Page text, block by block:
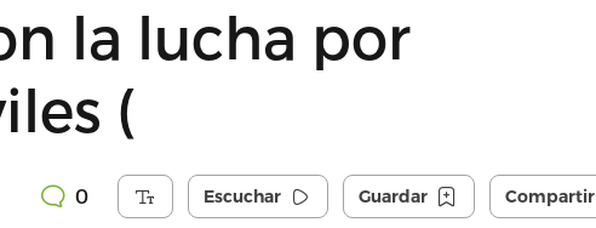
la lucha por
(
0 Escuchar Guardar Compartir